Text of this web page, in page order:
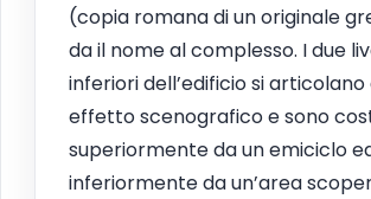
(copia romana di un originale
da il nome al complesso. I due
inferiori dell’edificio si
effetto scenografico e sono
superiormente da un emiciclo
inferiormente da un’area